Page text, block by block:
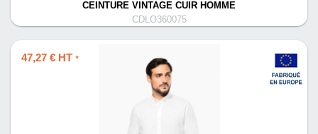
CEINTURE VINTAGE CUIR HOMME
CDLO360075
47,27 € HT *